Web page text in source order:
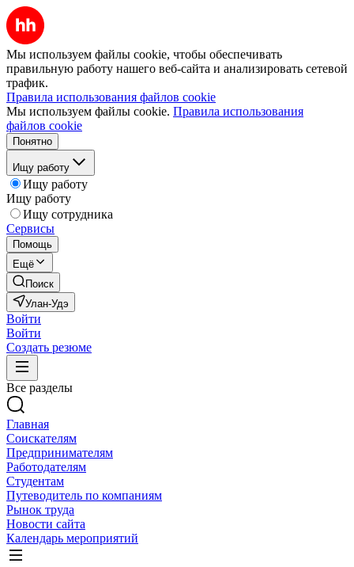
Мы используем файлы cookie, чтобы обеспечивать
правильную работу нашего веб-сайта и анализировать сетевой
трафик.
Правила использования файлов cookie
Мы используем файлы cookie. Правила использования
файлов cookie
Понятно
Ищу работу
Ищу работу
Ищу работу
Ищу сотрудника
Сервисы
Помощь
Ещё
Поиск
Улан-Удэ
Войти
Войти
Создать резюме
Все разделы
Главная
Соискателям
Предпринимателям
Работодателям
Студентам
Путеводитель по компаниям
Рынок труда
Новости сайта
Календарь мероприятий